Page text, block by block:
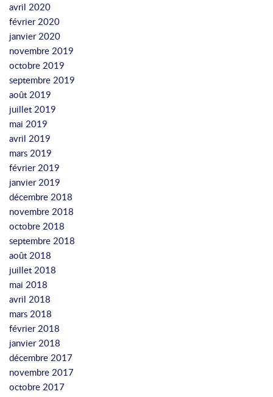
avril 2020
février 2020
janvier 2020
novembre 2019
octobre 2019
septembre 2019
août 2019
juillet 2019
mai 2019
avril 2019
mars 2019
février 2019
janvier 2019
décembre 2018
novembre 2018
octobre 2018
septembre 2018
août 2018
juillet 2018
mai 2018
avril 2018
mars 2018
février 2018
janvier 2018
décembre 2017
novembre 2017
octobre 2017